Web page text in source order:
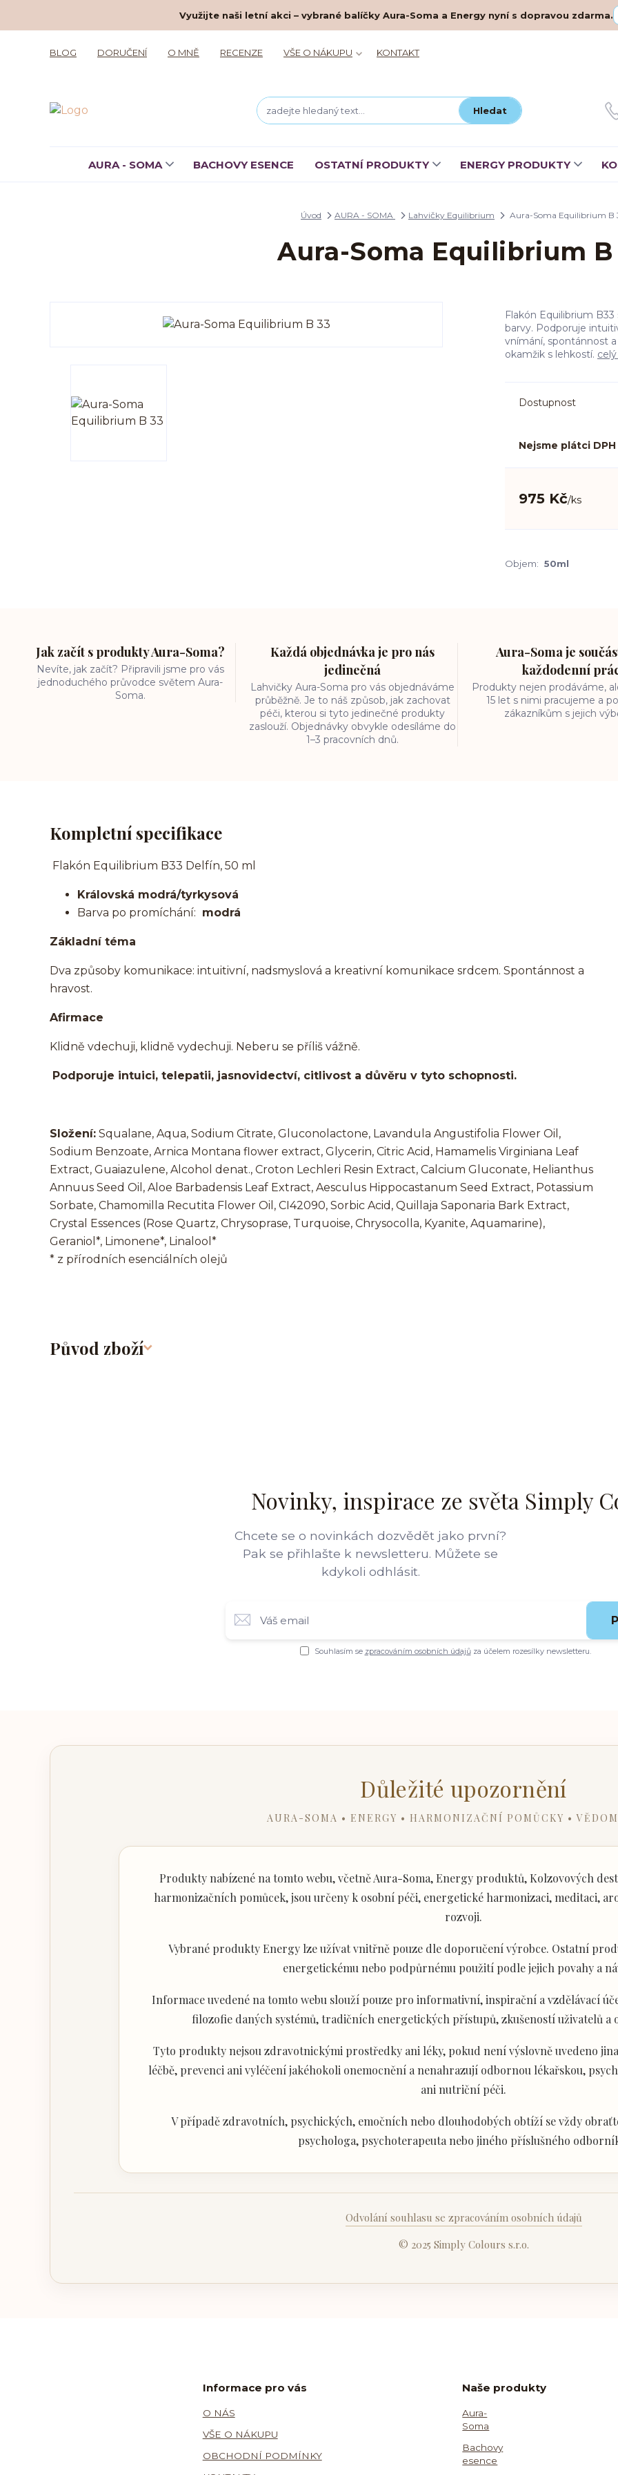
Využijte naši letní akci – vybrané balíčky Aura-Soma a Energy nyní s dopravou zdarma.
BLOG DORUČENÍ O MNĚ RECENZE VŠE O NÁKUPU KONTAKT
Hledat
AURA - SOMA BACHOVY ESENCE OSTATNÍ PRODUKTY ENERGY PRODUKTY
Úvod AURA - SOMA Lahvičky Equilibrium Aura-Soma Equilibrium B
Aura-Soma Equilibrium B
Flakón Equilibrium
barvy. Podporuje
vnímání, spontánnost
okamžik s lehkostí.
Dostupnost
Nejsme plátci DPH
975 Kč/ks
Objem: 50ml
Jak začít s produkty Aura-Soma?
Nevíte, jak začít? Připravili jsme pro vás
jednoduchého průvodce světem Aura-
Soma.
Každá objednávka je pro nás
jedinečná
Lahvičky Aura-Soma pro vás objednáváme
průběžně. Je to náš způsob, jak zachovat
péči, kterou si tyto jedinečné produkty
zaslouží. Objednávky obvykle odesíláme do
1–3 pracovních dnů.
Aura-Soma je
každodenní
Produkty nejen prodáváme,
15 let s nimi pracujeme a
zákazníkům s jejich
Kompletní specifikace
Flakón Equilibrium B33 Delfín, 50 ml
Královská modrá/tyrkysová
Barva po promíchání: modrá
Základní téma
Dva způsoby komunikace: intuitivní, nadsmyslová a kreativní komunikace srdcem. Spontánnost a
hravost.
Afirmace
Klidně vdechuji, klidně vydechuji. Neberu se příliš vážně.
Podporuje intuici, telepatii, jasnovidectví, citlivost a důvěru v tyto schopnosti.
Složení: Squalane, Aqua, Sodium Citrate, Gluconolactone, Lavandula Angustifolia Flower Oil,
Sodium Benzoate, Arnica Montana flower extract, Glycerin, Citric Acid, Hamamelis Virginiana Leaf
Extract, Guaiazulene, Alcohol denat., Croton Lechleri Resin Extract, Calcium Gluconate, Helianthus
Annuus Seed Oil, Aloe Barbadensis Leaf Extract, Aesculus Hippocastanum Seed Extract, Potassium
Sorbate, Chamomilla Recutita Flower Oil, CI42090, Sorbic Acid, Quillaja Saponaria Bark Extract,
Crystal Essences (Rose Quartz, Chrysoprase, Turquoise, Chrysocolla, Kyanite, Aquamarine),
Geraniol*, Limonene*, Linalool*
* z přírodních esenciálních olejů
Původ zboží
Novinky, inspirace ze světa Simply
Chcete se o novinkách dozvědět jako první?
Pak se přihlašte k newsletteru. Můžete se
kdykoli odhlásit.
Souhlasím se zpracováním osobních údajůza účelem rozesílky newsletteru.
Důležité upozornění
AURA-SOMA • ENERGY • HARMONIZAČNÍ POMŮCKY •
Produkty nabízené na tomto webu, včetně Aura-Soma, Energy produktů, Kolzovových
harmonizačních pomůcek, jsou určeny k osobní péči, energetické harmonizaci, meditaci,
rozvoji.
Vybrané produkty Energy lze užívat vnitřně pouze dle doporučení výrobce. Ostatní
energetickému nebo podpůrnému použití podle jejich povahy a
Informace uvedené na tomto webu slouží pouze pro informativní, inspirační a vzdělávací
filozofie daných systémů, tradičních energetických přístupů, zkušeností uživatelů a
Tyto produkty nejsou zdravotnickými prostředky ani léky, pokud není výslovně uvedeno
léčbě, prevenci ani vyléčení jakéhokoli onemocnění a nenahrazují odbornou lékařskou,
ani nutriční péči.
V případě zdravotních, psychických, emočních nebo dlouhodobých obtíží se vždy
psychologa, psychoterapeuta nebo jiného příslušného
Odvolání souhlasu se zpracováním osobních údajů
© 2025 Simply Colours s.r.o.
Informace pro vás
O NÁS
VŠE O NÁKUPU
OBCHODNÍ PODMÍNKY
Naše produkty
Aura-
Soma
Bachovy
esence